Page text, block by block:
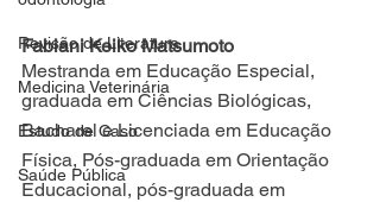
Revisão de Literatura
Medicina Veterinária
Estudo de Caso
Saúde Pública
Fabiani Keiko Matsumoto
Mestranda em Educação Especial,
graduada em Ciências Biológicas,
Bacharel e Licenciada em Educação
Física, Pós-graduada em Orientação
Educacional, pós-graduada em